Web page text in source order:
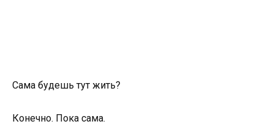
Сама будешь тут жить?
Конечно. Пока сама.